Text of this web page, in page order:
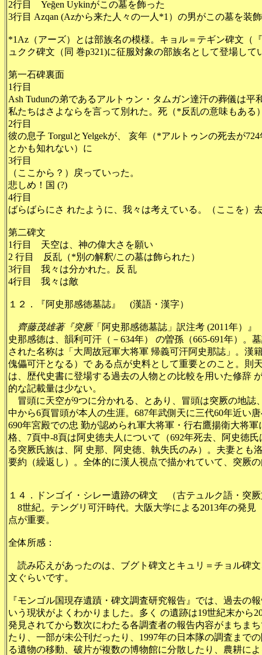
2行目 Yeğen Uykinがこの墓を飾った
3行目 Azqan (Azから来た人々の一人*1）の男がこの墓を装
*1Az（アーズ）とは部族名の模様。 キョル＝テギン碑文 （
ュクク碑文（ 同 巻p321)に征服対象の部族名として登場して
第一石碑裏面
1行目
Ash Tudunの弟であるアルトゥン・タムガン達汗の葬儀は平
私たちはさよならを言って別れた。死（*反乱の意味もある
2行目
彼の息子 TorgulとYelgekが、 亥年（*アルトゥンの死去が
とかも知れない）に
3行目
（ここから？）戻っていった。
悲しめ！国 (?)
4行目
ばらばらにさ れたように、我々は考えている。（ここを）
第二碑文
1行目 天空は、神の偉大さを願い
2 行目 反乱 （*別の解釈/この墓は飾られた）
3行目 我々は分かれた。反 乱
4行目 我々は敵
１２．『阿史那感徳墓誌』 (漢語・漢字）
齊藤茂雄著『突厥「阿史那感徳墓誌」訳注考 (2011年）』
史那感徳は、韻利可汗（－634年） の曽孫（665-691年）。
された名称は「大周故冠軍大将軍 帰義可汗阿史那誌」。漢
傀儡可汗となる） で ある点が史料として重要とのこと。則
は、歴代史書に登場する過去の人物との比較を用いた修辞
的な記載量は少ない。
冒頭に天空が9つに分かれる、とあり、冒頭は突厥の地誌
中から6頁冒頭が本人の生涯。687年武側天に三代60年近い
690年宮殿での忠 勤が認められ軍大将軍・行右鷹揚衛大将
格、7頁中-8頁は阿史徳夫人について（692年死去、
阿史徳氏
る突厥氏族は、
阿 史那、
阿史徳、執失氏のみ）。夫妻とも
要約（繰返し）。全体的に漢人視点で描かれていて、突厥
１４．ドンゴイ・シレー遺跡の碑文 （古テュルク語・突
8世紀。テングリ可汗時代。大阪大学による2013年の発見
点が重要。
全体所感：
読み応えがあったのは、ブグト碑文とキュリ＝チョル碑
文ぐらいです。
『モンゴル国現存遺蹟・碑文調査研究報告』では、過去の
いう現状がよくわかりました。多く の遺跡は19世紀末から
発見されてから数次にわたる各調査者の報告内容がまちま
たり、一部が未公刊だったり、1997年の日本隊の調査まで
る遺物の移動、破片が複数の博物館に分散したり、農耕に